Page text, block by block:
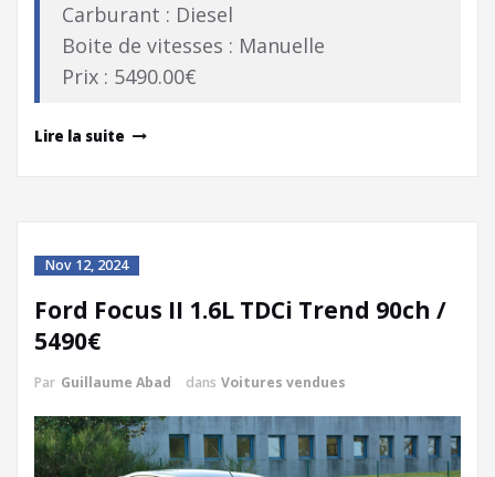
Carburant : Diesel
Boite de vitesses : Manuelle
Prix : 5490.00€
Lire la suite
Nov 12, 2024
Ford Focus II 1.6L TDCi Trend 90ch /
5490€
Par Guillaume Abad dans Voitures vendues